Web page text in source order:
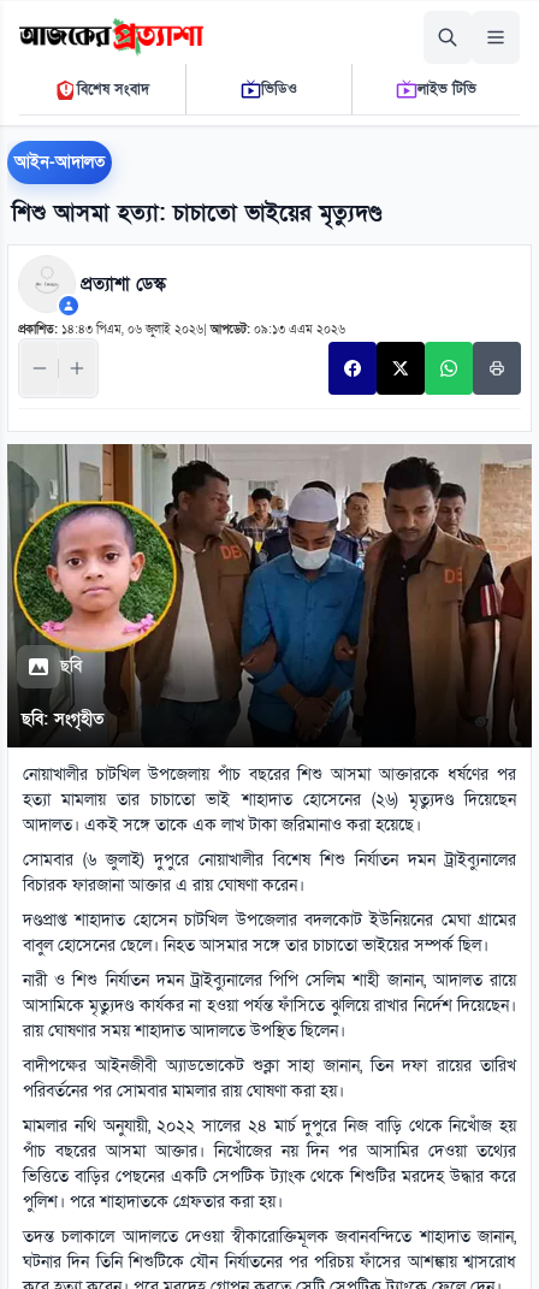
রোববার, ০৯ আগস্ট ২০২৬
০১ ৫৭ ৪১ পি.এম.THE DAILY AJKER PROTTASHA
বিশেষ সংবাদ ভিডিও লাইভ টিভি
আইন-আদালত
শিশু আসমা হত্যা: চাচাতো ভাইয়ের মৃত্যুদণ্ড
প্রত্যাশা ডেস্ক
প্রকাশিত: ১৪:৪৩ পিএম, ০৬ জুলাই ২০২৬ |আপডেট: ০৯:১৩ এএম ২০২৬
ছবি
ছবি: সংগৃহীত
নোয়াখালীর চাটখিল উপজেলায় পাঁচ বছরের শিশু আসমা আক্তারকে ধর্ষণের পর
হত্যা মামলায় তার চাচাতো ভাই শাহাদাত হোসেনের (২৬) মৃত্যুদণ্ড দিয়েছেন
আদালত। একই সঙ্গে তাকে এক লাখ টাকা জরিমানাও করা হয়েছে।
সোমবার (৬ জুলাই) দুপুরে নোয়াখালীর বিশেষ শিশু নির্যাতন দমন ট্রাইব্যুনালের
বিচারক ফারজানা আক্তার এ রায় ঘোষণা করেন।
দণ্ডপ্রাপ্ত শাহাদাত হোসেন চাটখিল উপজেলার বদলকোট ইউনিয়নের মেঘা গ্রামের
বাবুল হোসেনের ছেলে। নিহত আসমার সঙ্গে তার চাচাতো ভাইয়ের সম্পর্ক ছিল।
নারী ও শিশু নির্যাতন দমন ট্রাইব্যুনালের পিপি সেলিম শাহী জানান, আদালত রায়ে
আসামিকে মৃত্যুদণ্ড কার্যকর না হওয়া পর্যন্ত ফাঁসিতে ঝুলিয়ে রাখার নির্দেশ দিয়েছেন।
রায় ঘোষণার সময় শাহাদাত আদালতে উপস্থিত ছিলেন।
বাদীপক্ষের আইনজীবী অ্যাডভোকেট শুক্লা সাহা জানান, তিন দফা রায়ের তারিখ
পরিবর্তনের পর সোমবার মামলার রায় ঘোষণা করা হয়।
মামলার নথি অনুযায়ী, ২০২২ সালের ২৪ মার্চ দুপুরে নিজ বাড়ি থেকে নিখোঁজ হয়
পাঁচ বছরের আসমা আক্তার। নিখোঁজের নয় দিন পর আসামির দেওয়া তথ্যের
ভিত্তিতে বাড়ির পেছনের একটি সেপটিক ট্যাংক থেকে শিশুটির মরদেহ উদ্ধার করে
পুলিশ। পরে শাহাদাতকে গ্রেফতার করা হয়।
তদন্ত চলাকালে আদালতে দেওয়া স্বীকারোক্তিমূলক জবানবন্দিতে শাহাদাত জানান,
ঘটনার দিন তিনি শিশুটিকে যৌন নির্যাতনের পর পরিচয় ফাঁসের আশঙ্কায় শ্বাসরোধ